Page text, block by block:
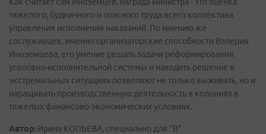
тяжелого, будничного и опасного труда всего коллектива
управления исполнения наказаний. По мнению же
сослуживцев, именно организаторские способности Валерия
Иноземцева, его умение решать задачи реформирования
уголовно-исполнительной системы и находить решение в
экстремальных ситуациях позволяют не только выживать, но и
наращивать производственную деятельность в колониях в
тяжелых финансово-экономических условиях.
Автор: Ирина КОПЬЕВА, специально для "В"